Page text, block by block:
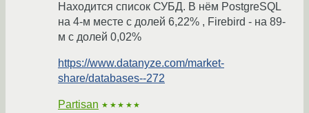
Находится список СУБД. В нём PostgreSQL
на 4-м месте с долей 6,22% , Firebird - на 89-
м с долей 0,02%
https://www.datanyze.com/market-
share/databases--272
Partisan ★★★★★